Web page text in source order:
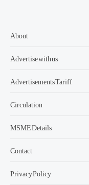
About
Advertise with us
Advertisements Tariff
Circulation
MSME Details
Contact
Privacy Policy